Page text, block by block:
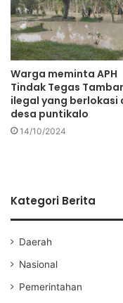
Warga meminta APH
Tindak Tegas
ilegal yang berlokasi
desa puntikalo
14/10/2024
Kategori Berita
Daerah
Nasional
Pemerintahan